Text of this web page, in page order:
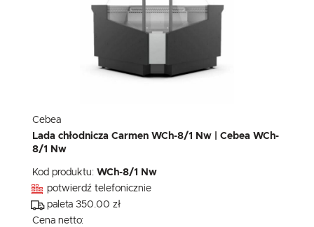
Cebea
Lada chłodnicza Carmen WCh-8/1 Nw | Cebea WCh-
8/1 Nw
Kod produktu: WCh-8/1 Nw
potwierdź telefonicznie
paleta 350.00 zł
Cena netto: